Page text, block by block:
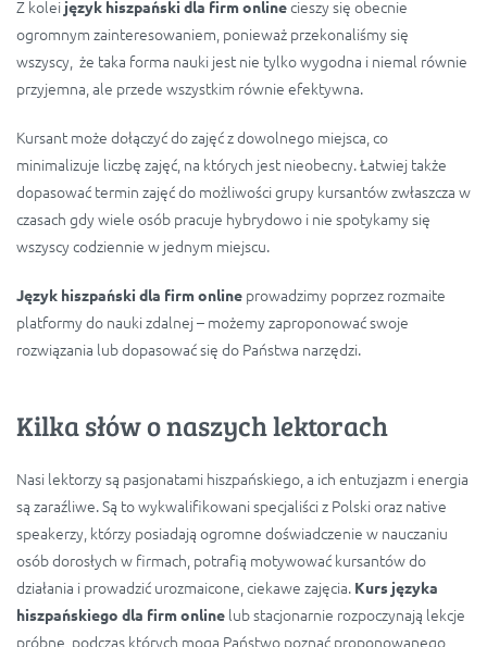
Z kolei język hiszpański dla firm onlinecieszy się obecnie
ogromnym zainteresowaniem, ponieważ przekonaliśmy się
wszyscy, że taka forma nauki jest nie tylko wygodna i niemal równie
przyjemna, ale przede wszystkim równie efektywna.
Kursant może dołączyć do zajęć z dowolnego miejsca, co
minimalizuje liczbę zajęć, na których jest nieobecny. Łatwiej także
dopasować termin zajęć do możliwości grupy kursantów zwłaszcza w
czasach gdy wiele osób pracuje hybrydowo i nie spotykamy się
wszyscy codziennie w jednym miejscu.
Język hiszpański dla firm online prowadzimy poprzez rozmaite
platformy do nauki zdalnej – możemy zaproponować swoje
rozwiązania lub dopasować się do Państwa narzędzi.
Kilka słów o naszych lektorach
Nasi lektorzy są pasjonatami hiszpańskiego, a ich entuzjazm i energia
są zaraźliwe. Są to wykwalifikowani specjaliści z Polski oraz native
speakerzy, którzy posiadają ogromne doświadczenie w nauczaniu
osób dorosłych w firmach, potrafią motywować kursantów do
działania i prowadzić urozmaicone, ciekawe zajęcia. Kurs języka
hiszpańskiego dla firm online lub stacjonarnie rozpoczynają lekcje
próbne, podczas których mogą Państwo poznać proponowanego